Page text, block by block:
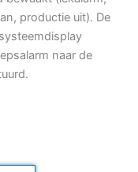
productie uit). De
naar de